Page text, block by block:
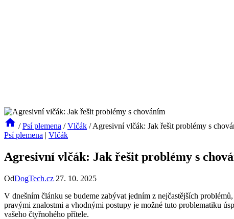
/ Psí plemena / Vlčák / Agresivní vlčák: Jak řešit problémy s
Psí plemena | Vlčák
Agresivní vlčák: Jak řešit problémy s
OdDogTech.cz 27. 10. 2025
V dnešním článku se budeme zabývat jedním z nejčastějších
pravými znalostmi a vhodnými postupy je možné tuto problematiku
vašeho čtyřnohého přítele.